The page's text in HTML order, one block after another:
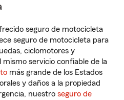
seguro de motocicleta
seguro de motocicleta para
ciclomotores y
servicio confiable de la
más grande de los Estados
y daños a la propiedad
nuestro seguro de